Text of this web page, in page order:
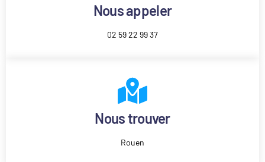
Nous appeler
02 59 22 99 37
Nous trouver
Rouen